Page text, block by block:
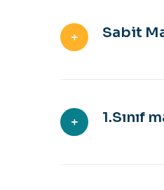
Sabit
1.Sınıf